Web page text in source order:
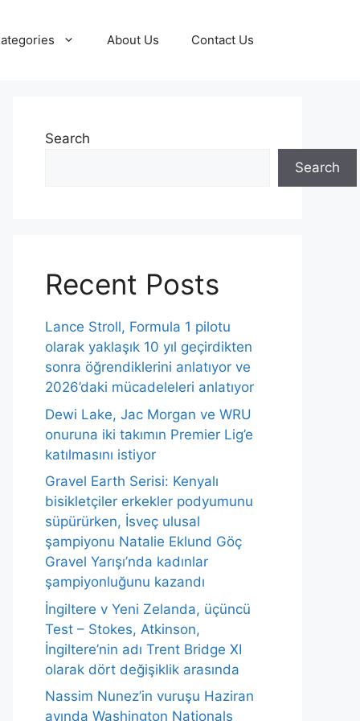
About Us Contact Us
Search
Search
Recent Posts
Lance Stroll, Formula 1 pilotu
olarak yaklaşık 10 yıl geçirdikten
sonra öğrendiklerini anlatıyor ve
2026’daki mücadeleleri anlatıyor
Dewi Lake, Jac Morgan ve WRU
onuruna iki takımın Premier Lig’e
katılmasını istiyor
Gravel Earth Serisi: Kenyalı
bisikletçiler erkekler podyumunu
süpürürken, İsveç ulusal
şampiyonu Natalie Eklund Göç
Gravel Yarışı’nda kadınlar
şampiyonluğunu kazandı
İngiltere v Yeni Zelanda, üçüncü
Test – Stokes, Atkinson,
İngiltere’nin adı Trent Bridge XI
olarak dört değişiklik arasında
Nassim Nunez’in vuruşu Haziran
ayında Washington Nationals